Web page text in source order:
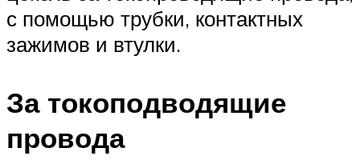
с помощью трубки, контактных
зажимов и втулки.
За токоподводящие
провода